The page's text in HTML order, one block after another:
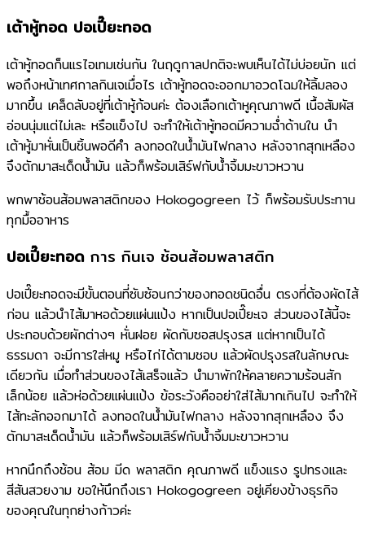
เต้าหู้ทอด ปอเปี๊ยะทอด
เต้าหู้ทอดก็นแรไอเทมเช่นกัน ในฤดูกาลปกติจะพบเห็นได้ไม่บ่อยนัก แต่
พอถึงหน้าเทศกาลกินเจเมื่อไร เต้าหู้ทอดจะออกมาอวดโฉมให้ลิ้มลอง
มากขึ้น เคล็ดลับอยู่ที่เต้าหู้ก้อนค่ะ ต้องเลือกเต้าหูคุณภาพดี เนื้อสัมผัส
อ่อนนุ่มแต่ไม่เละ หรือแข็งไป จะทำให้เต้าหู้ทอดมีความฉ่ำด้านใน นำ
เต้าหู้มาหั่นเป็นชิ้นพอดีคำ ลงทอดในน้ำมันไฟกลาง หลังจากสุกเหลือง
จึงตักมาสะเด็ดน้ำมัน แล้วก็พร้อมเสิร์ฟกับน้ำจิ้มมะขาวหวาน
พกพาช้อนส้อมพลาสติกของ Hokogogreen ไว้ ก็พร้อมรับประทาน
ทุกมื้ออาหาร
ปอเปี๊ยะทอด การ กินเจ ช้อนส้อมพลาสติก
ปอเปี๊ยะทอดจะมีขั้นตอนที่ซับซ้อนกว่าของทอดชนิดอื่น ตรงที่ต้องผัดไส้
ก่อน แล้วนำไส้มาหอด้วยแผ่นแป้ง หากเป็นปอเปี๊ยะเจ ส่วนของไส้นี้จะ
ประกอบด้วยผักต่างๆ หั่นฝอย ผัดกับซอสปรุงรส แต่หากเป็นได้
ธรรมดา จะมีการใส่หมู หรือไก่ได้ตามชอบ แล้วผัดปรุงรสในลักษณะ
เดียวกัน เมื่อทำส่วนของไส้เสร็จแล้ว นำมาพักให้คลายความร้อนสัก
เล็กน้อย แล้วห่อด้วยแผ่นแป้ง ข้อระวังคืออย่าใส่ไส้มากเกินไป จะทำให้
ไส้ทะลักออกมาได้ ลงทอดในน้ำมันไฟกลาง หลังจากสุกเหลือง จึง
ตักมาสะเด็ดน้ำมัน แล้วก็พร้อมเสิร์ฟกับน้ำจิ้มมะขาวหวาน
หากนึกถึงช้อน ส้อม มีด พลาสติก คุณภาพดี แข็งแรง รูปทรงและ
สีสันสวยงาม ขอให้นึกถึงเรา Hokogogreen อยู่เคียงข้างธุรกิจ
ของคุณในทุกย่างก้าวค่ะ